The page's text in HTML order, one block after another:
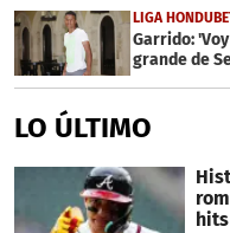
1
minute,
26
seconds
LIGA
Garrido:
grande de
LO ÚLTIMO